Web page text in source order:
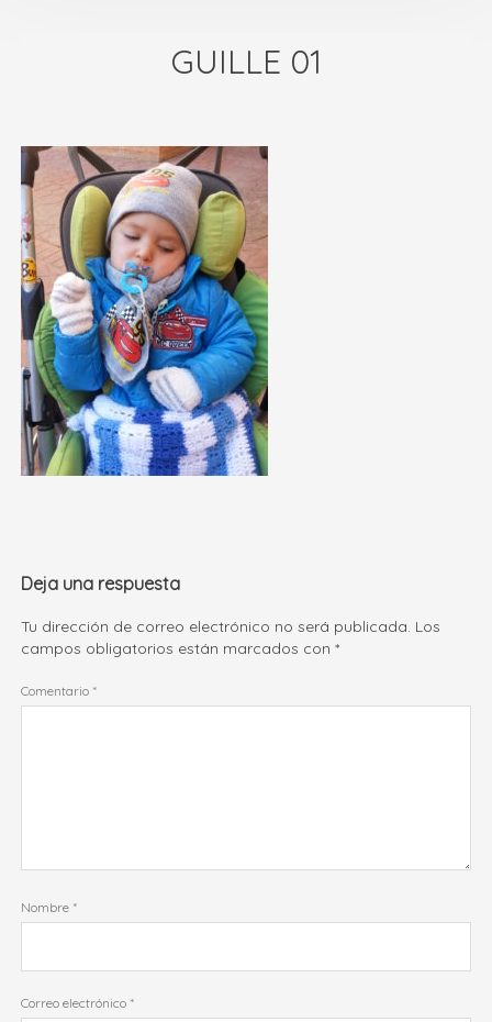
GUILLE 01
Deja una respuesta
Tu dirección de correo electrónico no será publicada. Los
campos obligatorios están marcados con*
Comentario *
Nombre *
Correo electrónico *